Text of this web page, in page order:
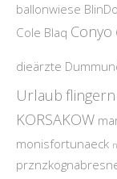
ballonwiese
Cole Blaq Conyo
dieärzte
Urlaub flingern
KORSAKOW
monisfortunaeck